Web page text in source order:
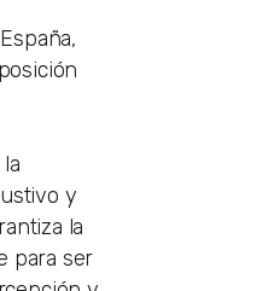
y
la
para ser